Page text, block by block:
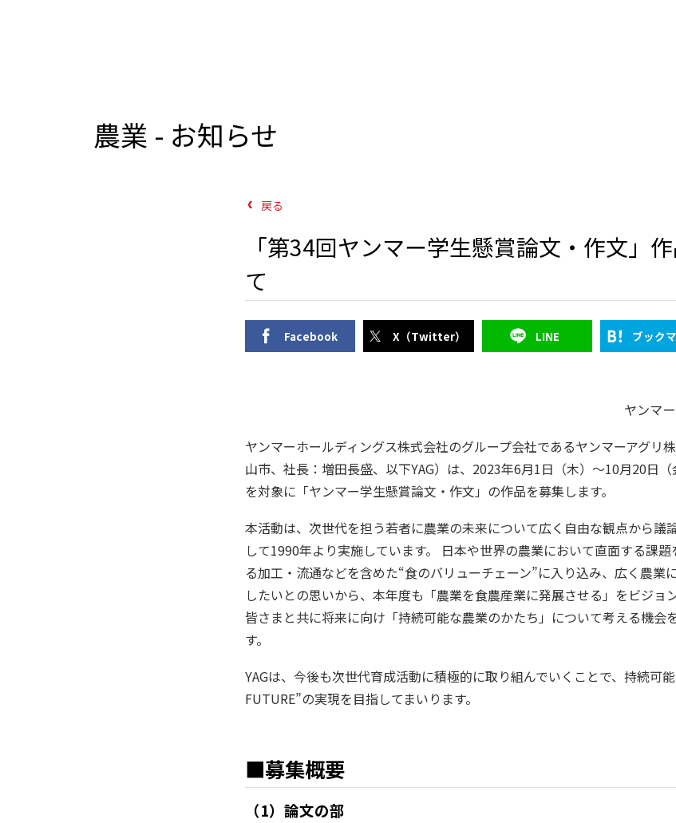
農業 - お知らせ
戻る
「第34回ヤンマー学生懸賞論文・作文」
て
Facebook X（Twitter） LINE ブック
ヤンマ
ヤンマーホールディングス株式会社のグループ会社であるヤンマーアグリ
山市、社長：増田長盛、以下YAG）は、2023年6月1日（木）～10月20日
を対象に「ヤンマー学生懸賞論文・作文」の作品を募集します。
本活動は、次世代を担う若者に農業の未来について広く自由な観点から議
して1990年より実施しています。 日本や世界の農業において直面する課
る加工・流通などを含めた“食のバリューチェーン”に入り込み、広く農業
したいとの思いから、本年度も「農業を食農産業に発展させる」をビジョ
皆さまと共に将来に向け「持続可能な農業のかたち」について考える機会
す。
YAGは、今後も次世代育成活動に積極的に取り組んでいくことで、持続可
FUTURE”の実現を目指してまいります。
■募集概要
（1）論文の部